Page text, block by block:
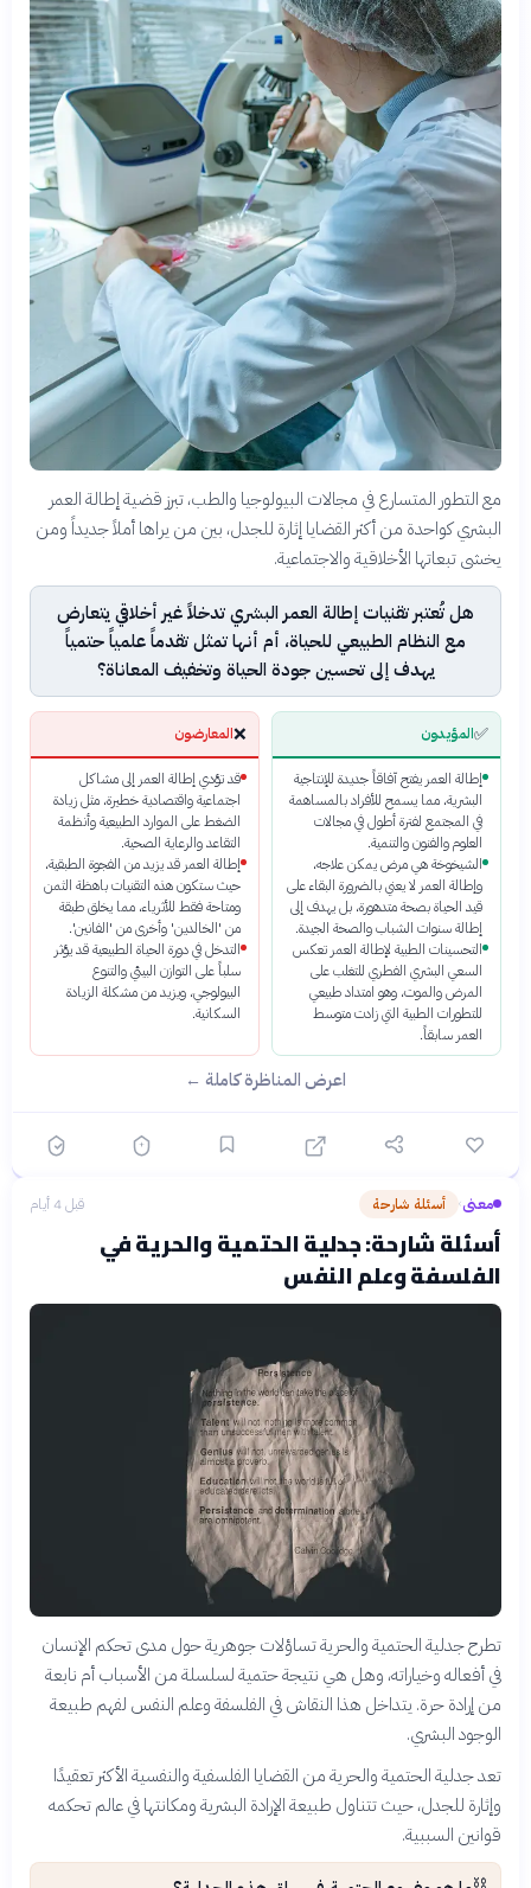
مع التطور المتسارع في مجالات البيولوجيا والطب، تبرز قضية إطالة العمر
البشري كواحدة من أكثر القضايا إثارة للجدل، بين من يراها أملاً جديداً ومن
يخشى تبعاتها الأخلاقية والاجتماعية.
هل تُعتبر تقنيات إطالة العمر البشري تدخلاً غير أخلاقي يتعارض
مع النظام الطبيعي للحياة، أم أنها تمثل تقدماً علمياً حتمياً
يهدف إلى تحسين جودة الحياة وتخفيف المعاناة؟
✅المؤيدون
إطالة العمر يفتح آفاقاً جديدة للإنتاجية
البشرية، مما يسمح للأفراد بالمساهمة
في المجتمع لفترة أطول في مجالات
العلوم والفنون والتنمية.
الشيخوخة هي مرض يمكن علاجه،
وإطالة العمر لا يعني بالضرورة البقاء على
قيد الحياة بصحة متدهورة، بل يهدف إلى
إطالة سنوات الشباب والصحة الجيدة.
التحسينات الطبية لإطالة العمر تعكس
السعي البشري الفطري للتغلب على
المرض والموت، وهو امتداد طبيعي
للتطورات الطبية التي زادت متوسط
العمر سابقاً.
❌المعارضون
قد تؤدي إطالة العمر إلى مشاكل
اجتماعية واقتصادية خطيرة، مثل زيادة
الضغط على الموارد الطبيعية وأنظمة
التقاعد والرعاية الصحية.
إطالة العمر قد يزيد من الفجوة الطبقية،
حيث ستكون هذه التقنيات باهظة الثمن
ومتاحة فقط للأثرياء، مما يخلق طبقة
من 'الخالدين' وأخرى من 'الفانين'.
التدخل في دورة الحياة الطبيعية قد يؤثر
سلباً على التوازن البيئي والتنوع
البيولوجي، ويزيد من مشكلة الزيادة
السكانية.
اعرض المناظرة كاملة ←
معنى› أسئلة شارحة قبل 4 أيام
أسئلة شارحة: جدلية الحتمية والحرية في
الفلسفة وعلم النفس
تطرح جدلية الحتمية والحرية تساؤلات جوهرية حول مدى تحكم الإنسان
في أفعاله وخياراته، وهل هي نتيجة حتمية لسلسلة من الأسباب أم نابعة
من إرادة حرة. يتداخل هذا النقاش في الفلسفة وعلم النفس لفهم طبيعة
الوجود البشري.
تعد جدلية الحتمية والحرية من القضايا الفلسفية والنفسية الأكثر تعقيدًا
وإثارة للجدل، حيث تتناول طبيعة الإرادة البشرية ومكانتها في عالم تحكمه
قوانين السببية.